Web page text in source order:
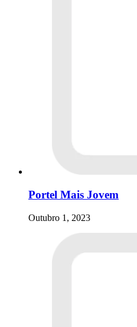
Portel Mais Jovem
Outubro 1, 2023